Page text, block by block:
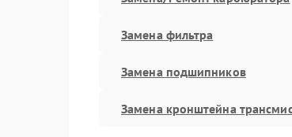
Замена фильтра
Замена подшипников
Замена кронштейна